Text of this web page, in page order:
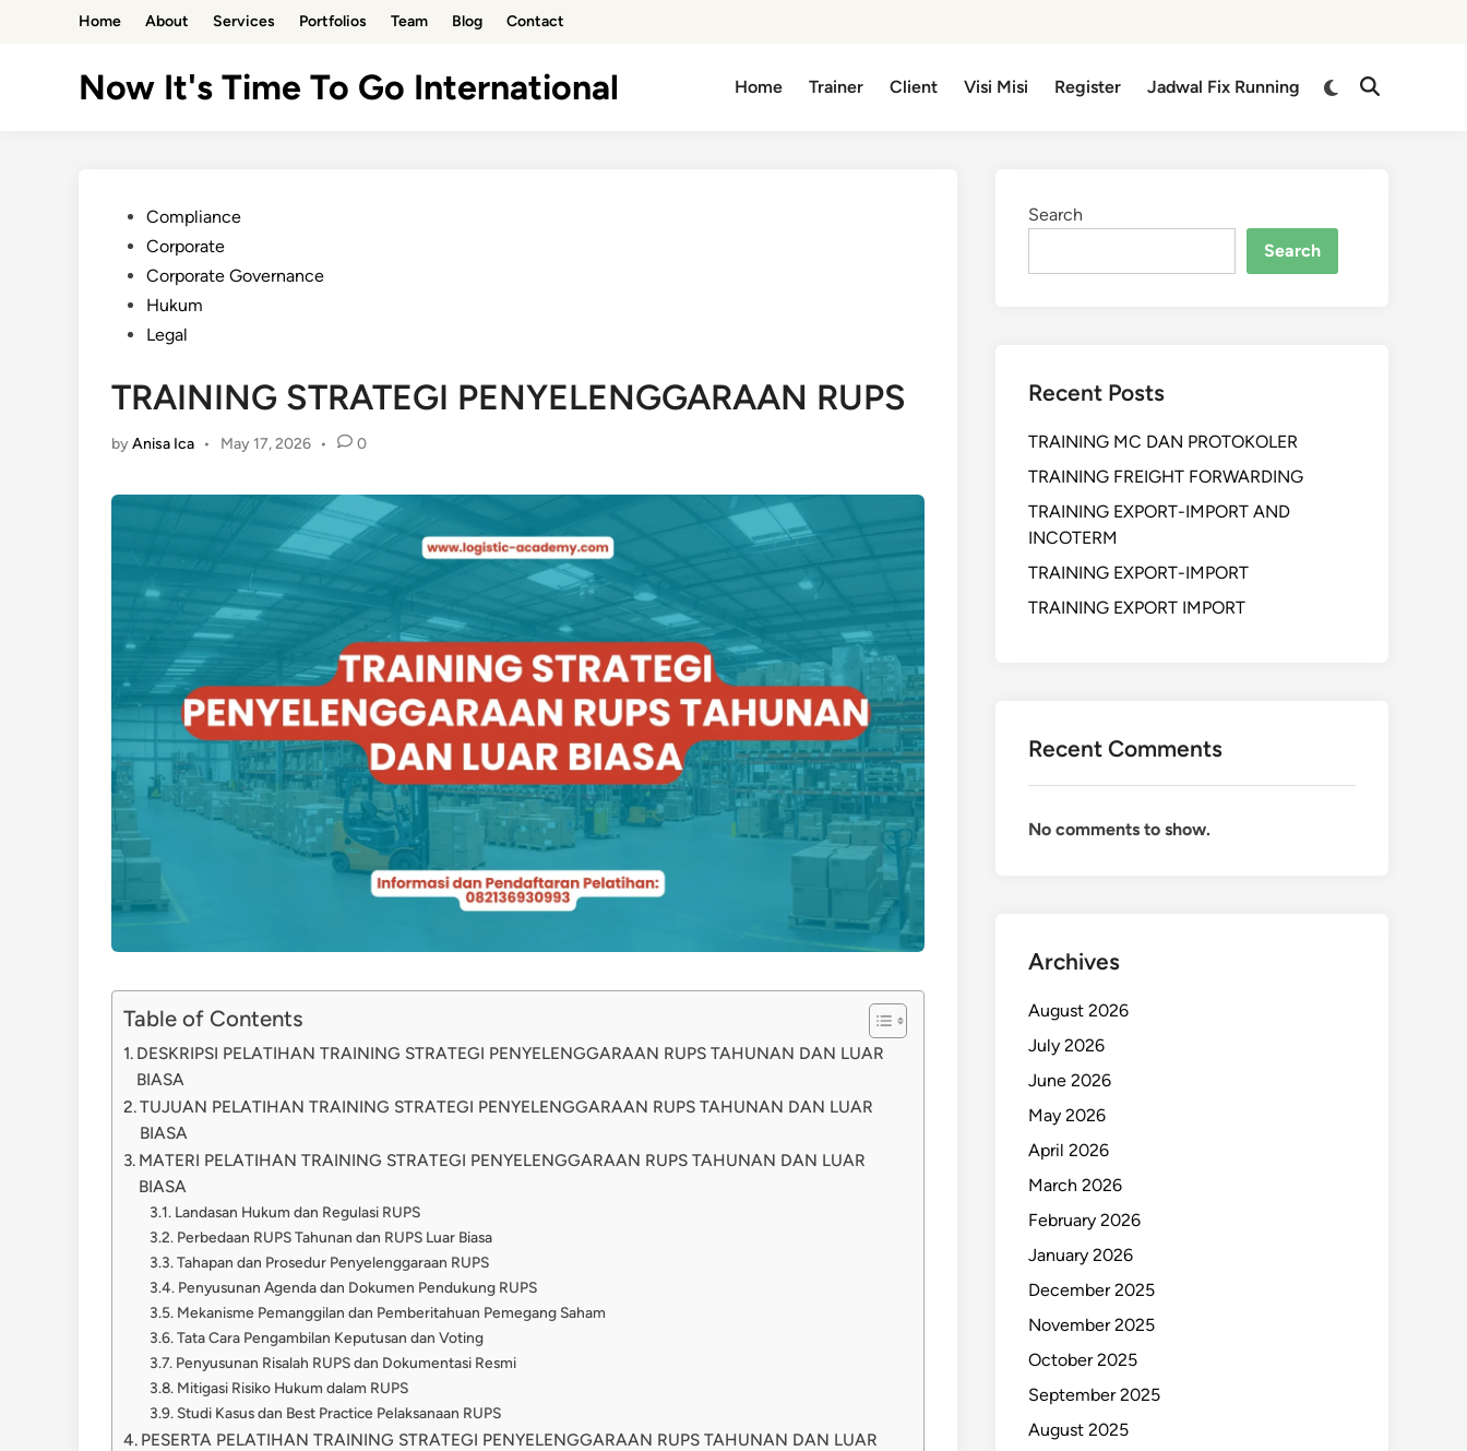
Home About Services Portfolios Team Blog Contact
Now It's Time To Go International Home Trainer Client Visi Misi Register Jadwal Fix Running
PostedCompliance
Corporate
Corporate Governance
Hukum
Legal
TRAINING STRATEGI PENYELENGGARAAN RUPS
byAnisa Ica • May 17, 2026 • 0
Table of Contents
DESKRIPSI PELATIHAN TRAINING STRATEGI PENYELENGGARAAN RUPS TAHUNAN DAN LUAR
BIASA
TUJUAN PELATIHAN TRAINING STRATEGI PENYELENGGARAAN RUPS TAHUNAN DAN LUAR
BIASA
MATERI PELATIHAN TRAINING STRATEGI PENYELENGGARAAN RUPS TAHUNAN DAN LUAR
BIASA
Landasan Hukum dan Regulasi RUPS
Perbedaan RUPS Tahunan dan RUPS Luar Biasa
Tahapan dan Prosedur Penyelenggaraan RUPS
Penyusunan Agenda dan Dokumen Pendukung RUPS
Mekanisme Pemanggilan dan Pemberitahuan Pemegang Saham
Tata Cara Pengambilan Keputusan dan Voting
Penyusunan Risalah RUPS dan Dokumentasi Resmi
Mitigasi Risiko Hukum dalam RUPS
Studi Kasus dan Best Practice Pelaksanaan RUPS
PESERTA PELATIHAN TRAINING STRATEGI PENYELENGGARAAN RUPS TAHUNAN DAN LUAR
Search
Search
Recent Posts
TRAINING MC DAN PROTOKOLER
TRAINING FREIGHT FORWARDING
TRAINING EXPORT-IMPORT AND
INCOTERM
TRAINING EXPORT-IMPORT
TRAINING EXPORT IMPORT
Recent Comments
No comments to show.
Archives
August 2026
July 2026
June 2026
May 2026
April 2026
March 2026
February 2026
January 2026
December 2025
November 2025
October 2025
September 2025
August 2025